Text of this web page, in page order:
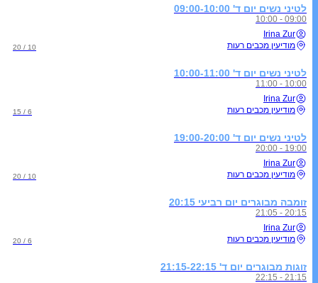
לטיני נשים יום ד' 09:00-10:00
09:00 - 10:00
Irina Zur
מודיעין מכבים רעות
10 / 20
לטיני נשים יום ד' 10:00-11:00
10:00 - 11:00
Irina Zur
מודיעין מכבים רעות
6 / 15
לטיני נשים יום ד' 19:00-20:00
19:00 - 20:00
Irina Zur
מודיעין מכבים רעות
10 / 20
זומבה מבוגרים יום רביעי 20:15
20:15 - 21:05
Irina Zur
מודיעין מכבים רעות
6 / 20
זוגות מבוגרים יום ד' 21:15-22:15
21:15 - 22:15